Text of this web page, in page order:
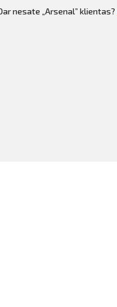
nesate „Arsenal” klientas?